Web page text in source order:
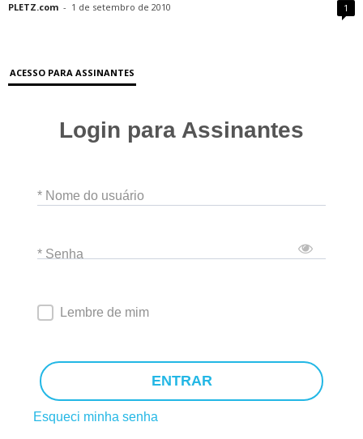
PLETZ.com - 1 de setembro de 2010 1
ACESSO PARA ASSINANTES
Login para Assinantes
* Nome do usuário
* Senha
Lembre de mim
ENTRAR
Esqueci minha senha